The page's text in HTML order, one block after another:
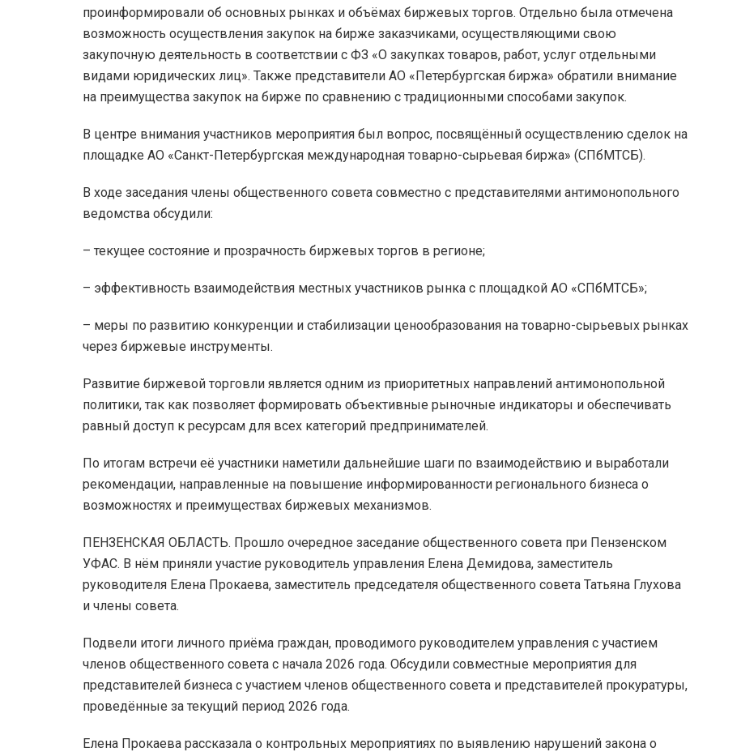
проинформировали об основных рынках и объёмах биржевых торгов. Отдельно была отмечена
возможность осуществления закупок на бирже заказчиками, осуществляющими свою
закупочную деятельность в соответствии с ФЗ «О закупках товаров, работ, услуг отдельными
видами юридических лиц». Также представители АО «Петербургская биржа» обратили внимание
на преимущества закупок на бирже по сравнению с традиционными способами закупок.
​В центре внимания участников мероприятия был вопрос, посвящённый осуществлению сделок на
площадке АО «Санкт-Петербургская международная товарно-сырьевая биржа» (СПбМТСБ).
В ходе заседания члены общественного совета совместно с представителями антимонопольного
ведомства обсудили:
– текущее состояние и прозрачность биржевых торгов в регионе;
– эффективность взаимодействия местных участников рынка с площадкой АО «СПбМТСБ»;
– меры по развитию конкуренции и стабилизации ценообразования на товарно-сырьевых рынках
через биржевые инструменты.
​Развитие биржевой торговли является одним из приоритетных направлений антимонопольной
политики, так как позволяет формировать объективные рыночные индикаторы и обеспечивать
равный доступ к ресурсам для всех категорий предпринимателей.
По итогам встречи её участники наметили дальнейшие шаги по взаимодействию и выработали
рекомендации, направленные на повышение информированности регионального бизнеса о
возможностях и преимуществах биржевых механизмов.
ПЕНЗЕНСКАЯ ОБЛАСТЬ. Прошло очередное заседание общественного совета при Пензенском
УФАС. В нём приняли участие руководитель управления Елена Демидова, заместитель
руководителя Елена Прокаева, заместитель председателя общественного совета Татьяна Глухова
и члены совета.
Подвели итоги личного приёма граждан, проводимого руководителем управления с участием
членов общественного совета с начала 2026 года. Обсудили совместные мероприятия для
представителей бизнеса с участием членов общественного совета и представителей прокуратуры,
проведённые за текущий период 2026 года.
Елена Прокаева рассказала о контрольных мероприятиях по выявлению нарушений закона о